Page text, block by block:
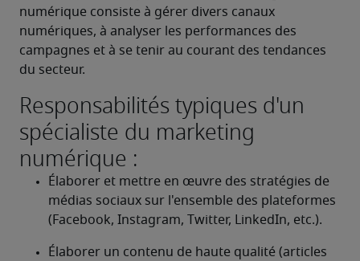
numérique consiste à gérer divers canaux
numériques, à analyser les performances des
campagnes et à se tenir au courant des tendances
du secteur.
Responsabilités typiques d'un
spécialiste du marketing
numérique :
Élaborer et mettre en œuvre des stratégies de
médias sociaux sur l'ensemble des plateformes
(Facebook, Instagram, Twitter, LinkedIn, etc.).
Élaborer un contenu de haute qualité (articles